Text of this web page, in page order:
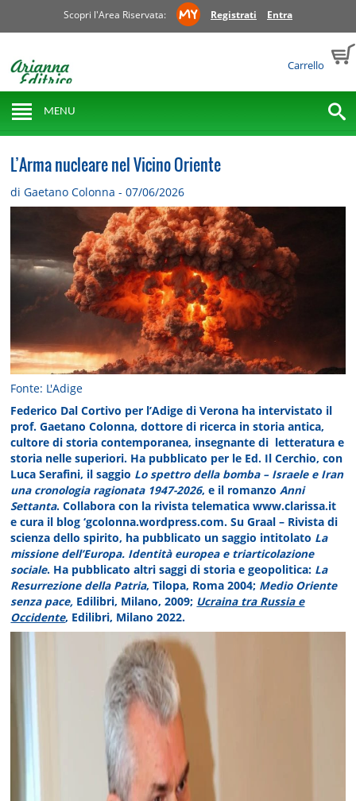
Scopri l'Area Riservata: Registrati Entra
Carrello
MENU
L’Arma nucleare nel Vicino Oriente
di Gaetano Colonna - 07/06/2026
Fonte: L'Adige
Federico Dal Cortivo per l’Adige di Verona ha intervistato il
prof. Gaetano Colonna, dottore di ricerca in storia antica,
cultore di storia contemporanea, insegnante di letteratura e
storia nelle superiori. Ha pubblicato per le Ed. Il Cerchio, con
Luca Serafini, il saggio Lo spettro della bomba – Israele e Iran
una cronologia ragionata 1947-2026, e il romanzoAnni
Settanta. Collabora con la rivista telematica www.clarissa.it
e cura il blog ‘gcolonna.wordpress.com. Su Graal – Rivista di
scienza dello spirito, ha pubblicato un saggio intitolato La
missione dell’Europa. Identità europea e triarticolazione
sociale. Ha pubblicato altri saggi di storia e geopolitica: La
Resurrezione della Patria, Tilopa, Roma 2004; Medio Oriente
senza pace, Edilibri, Milano, 2009; Ucraina tra Russia e
Occidente, Edilibri, Milano 2022.